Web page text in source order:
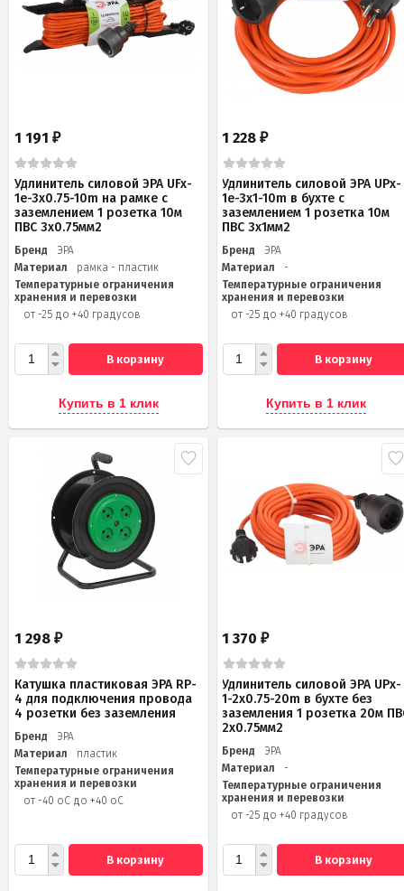
1 191 ₽
Удлинитель силовой ЭРА UFx-
1e-3x0.75-10m на рамке c
заземлением 1 розетка 10м
ПВС 3x0.75мм2
Бренд
ЭРА
Материал
рамка - пластик
Температурные ограничения
хранения и перевозки
от -25 до +40 градусов
В корзину
Купить в 1 клик
1 228₽
Удлинитель силовой ЭРА UPx-
1e-3x1-10m в бухте с
заземлением 1 розетка 10м
ПВС 3х1мм2
Бренд
ЭРА
Материал
-
Температурные ограничения
хранения и перевозки
от -25 до +40 градусов
В корзину
Купить в 1 клик
1 298 ₽
Катушка пластиковая ЭРА RP-
4 для подключения провода
4 розетки без заземления
Бренд
ЭРА
Материал
пластик
Температурные ограничения
хранения и перевозки
от -40 оС до +40 оС
В корзину
1 370₽
Удлинитель силовой ЭРА UPx-
1-2x0.75-20m в бухте без
заземления 1 розетка 20м
2х0.75мм2
Бренд
ЭРА
Материал
-
Температурные ограничения
хранения и перевозки
от -25 до +40 градусов
В корзину